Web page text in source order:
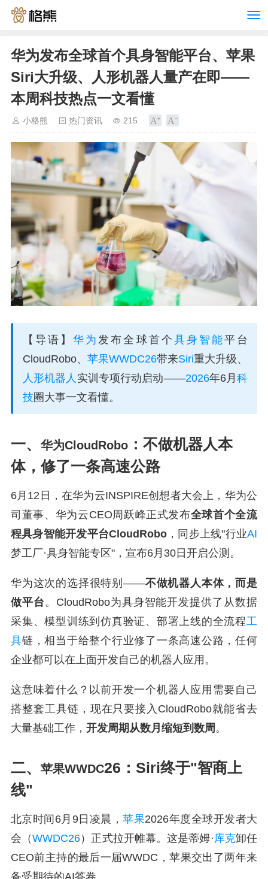
华为发布全球首个具身智能平台、苹果
Siri大升级、人形机器人量产在即——
本周科技热点一文看懂
小格熊 热门资讯 215
【导语】华为发布全球首个 具身智能平台
CloudRobo、 苹果WWDC26带来Siri重大升级、
人形机器人 实训专项行动启动——2026年6月科
技圈大事一文看懂。
一、 华为CloudRobo ：不做机器人本
体，修了一条高速公路
6月12日，在华为云INSPIRE创想者大会上，华为公
司董事、华为云CEO周跃峰正式发布全球首个全流
程具身智能开发平台CloudRobo ，同步上线"行业AI
梦工厂·具身智能专区"，宣布6月30日开启公测。
华为这次的选择很特别——不做机器人本体，而是
做平台。CloudRobo为具身智能开发提供了从数据
采集、模型训练到仿真验证、部署上线的全流程工
具链，相当于给整个行业修了一条高速公路，任何
企业都可以在上面开发自己的机器人应用。
这意味着什么？以前开发一个机器人应用需要自己
搭整套工具链，现在只要接入CloudRobo就能省去
大量基础工作， 开发周期从数月缩短到数周 。
二、 苹果WWDC26：Siri终于"智商上
线"
北京时间6月9日凌晨，苹果2026年度全球开发者大
会（WWDC26）正式拉开帷幕。这是蒂姆· 库克卸任
CEO前主持的最后一届WWDC，苹果交出了两年来